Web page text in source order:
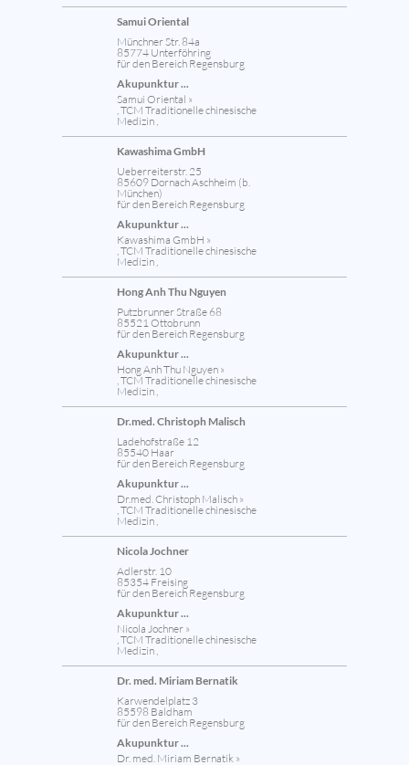
Samui Oriental
Münchner Str. 84a
85774 Unterföhring
für den Bereich Regensburg
Akupunktur ...
Samui Oriental »
, TCM Traditionelle chinesische
Medizin ,
Kawashima GmbH
Ueberreiterstr. 25
85609 Dornach Aschheim (b.
München)
für den Bereich Regensburg
Akupunktur ...
Kawashima GmbH »
, TCM Traditionelle chinesische
Medizin ,
Hong Anh Thu Nguyen
Putzbrunner Straße 68
85521 Ottobrunn
für den Bereich Regensburg
Akupunktur ...
Hong Anh Thu Nguyen »
, TCM Traditionelle chinesische
Medizin ,
Dr.med. Christoph Malisch
Ladehofstraße 12
85540 Haar
für den Bereich Regensburg
Akupunktur ...
Dr.med. Christoph Malisch »
, TCM Traditionelle chinesische
Medizin ,
Nicola Jochner
Adlerstr. 10
85354 Freising
für den Bereich Regensburg
Akupunktur ...
Nicola Jochner »
, TCM Traditionelle chinesische
Medizin ,
Dr. med. Miriam Bernatik
Karwendelplatz 3
85598 Baldham
für den Bereich Regensburg
Akupunktur ...
Dr. med. Miriam Bernatik »